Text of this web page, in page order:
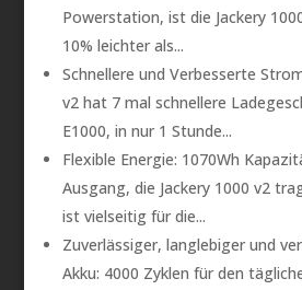
Powerstation, ist die Jackery
10% leichter als...
Schnellere und Verbesserte
v2 hat 7 mal schnellere
E1000, in nur 1 Stunde...
Flexible Energie: 1070Wh
Ausgang, die Jackery 1000 v2
ist vielseitig für die...
Zuverlässiger, langlebiger und
Akku: 4000 Zyklen für den